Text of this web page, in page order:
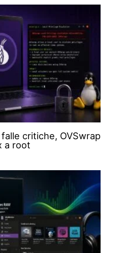
falle critiche, OVSwrap
a root